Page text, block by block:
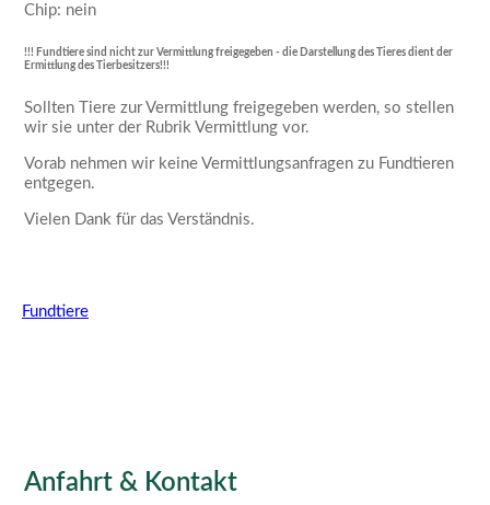
Chip: nein
!!! Fundtiere sind nicht zur Vermittlung freigegeben - die Darstellung des Tieres dient der
Ermittlung des Tierbesitzers!!!
Sollten Tiere zur Vermittlung freigegeben werden, so stellen
wir sie unter der Rubrik Vermittlung vor.
Vorab nehmen wir keine Vermittlungsanfragen zu Fundtieren
entgegen.
Vielen Dank für das Verständnis.
Fundtiere
Anfahrt & Kontakt